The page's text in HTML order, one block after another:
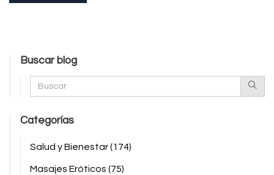
Buscar blog
Categorías
Salud y Bienestar(174)
Masajes Eróticos (75)